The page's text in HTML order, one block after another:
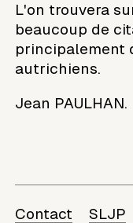
L'on trouvera
beaucoup de
principalement
autrichiens.
Jean PAULHAN.
Contact SLJP